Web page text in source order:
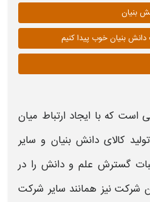
بنیان
بنیان خوب پیدا کنیم
است که با ایجاد ارتباط میان
کالایدانش بنیان و سایر
گسترش علم و دانش را در
شرکت نیز همانند سایر شرکت